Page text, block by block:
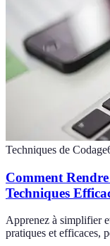
Techniques de Codage
Comment
Techniques
Apprenez à simplifier
pratiques et efficaces,